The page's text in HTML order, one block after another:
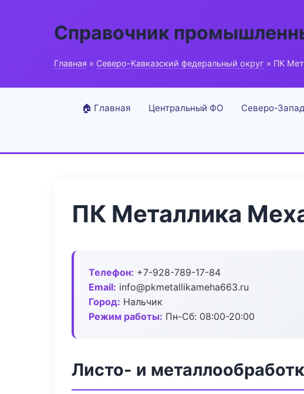
Справочник
Главная » Северо-Кавказский федеральный округ » ПК
🏠 Главная Центральный ФО Северо-
ПК Металлика
Телефон: +7-928-789-17-84
Email: info@pkmetallikameha663.ru
Город: Нальчик
Режим работы: Пн-Сб: 08:00-20:00
Листо- и